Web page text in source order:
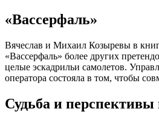
«Вассерфаль»
Вячеслав и Михаил Козыревы в
«Вассерфаль» более других
целые эскадрильи самолетов.
оператора состояла в том, чтобы
Судьба и перспективы